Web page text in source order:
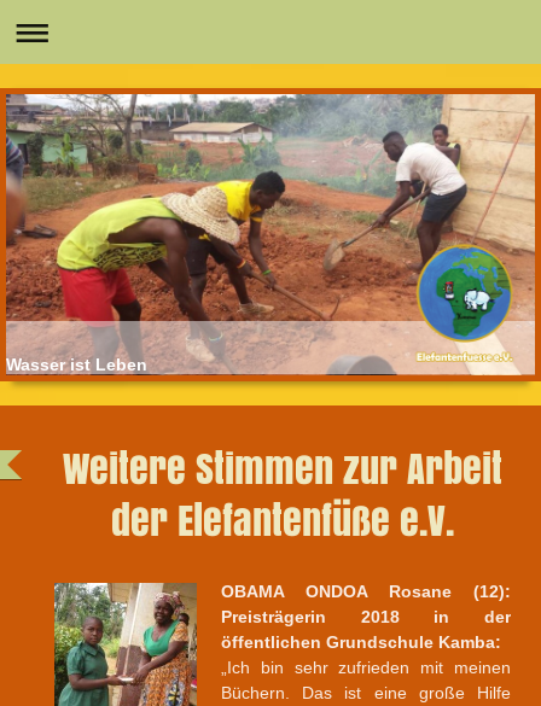
Wasser ist Leben
Weitere Stimmen zur Arbeit
der Elefantenfüße e.V.
OBAMA ONDOA Rosane (12):
Preisträgerin 2018 in der
öffentlichen Grundschule Kamba:
„Ich bin sehr zufrieden mit meinen
Büchern. Das ist eine große Hilfe